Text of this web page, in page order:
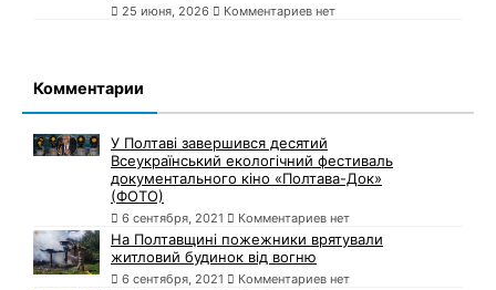
25 июня, 2026 Комментариев нет
Комментарии
У Полтаві завершився десятий
Всеукраїнський екологічний фестиваль
документального кіно «Полтава-Док»
(ФОТО)
6 сентября, 2021 Комментариев нет
На Полтавщині пожежники врятували
житловий будинок від вогню
6 сентября, 2021 Комментариев нет